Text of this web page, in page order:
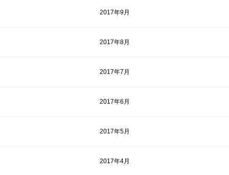
2017年9月
2017年8月
2017年7月
2017年6月
2017年5月
2017年4月